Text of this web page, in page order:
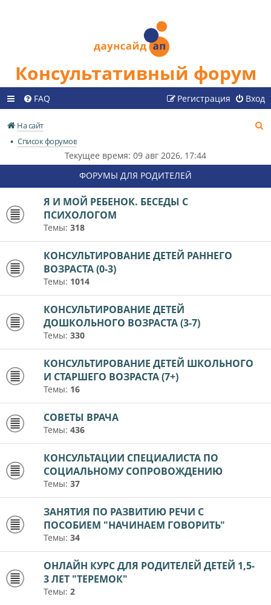
Консультативный форум
FAQ Вход
Регистрация
На сайт
Список форумов
к
Текущее время: 09 авг 2026, 17:44
ФОРУМЫ ДЛЯ РОДИТЕЛЕЙ
Я И МОЙ РЕБЕНОК. БЕСЕДЫ С
ПСИХОЛОГОМ
Темы: 318
КОНСУЛЬТИРОВАНИЕ ДЕТЕЙ РАННЕГО
ВОЗРАСТА (0-3)
Темы: 1014
КОНСУЛЬТИРОВАНИЕ ДЕТЕЙ
ДОШКОЛЬНОГО ВОЗРАСТА (3-7)
Темы: 330
КОНСУЛЬТИРОВАНИЕ ДЕТЕЙ ШКОЛЬНОГО
И СТАРШЕГО ВОЗРАСТА (7+)
Темы: 16
СОВЕТЫ ВРАЧА
Темы: 436
КОНСУЛЬТАЦИИ СПЕЦИАЛИСТА ПО
СОЦИАЛЬНОМУ СОПРОВОЖДЕНИЮ
Темы: 37
ЗАНЯТИЯ ПО РАЗВИТИЮ РЕЧИ С
ПОСОБИЕМ "НАЧИНАЕМ ГОВОРИТЬ"
Темы: 34
ОНЛАЙН КУРС ДЛЯ РОДИТЕЛЕЙ ДЕТЕЙ 1,5-
3 ЛЕТ "ТЕРЕМОК"
Темы: 2